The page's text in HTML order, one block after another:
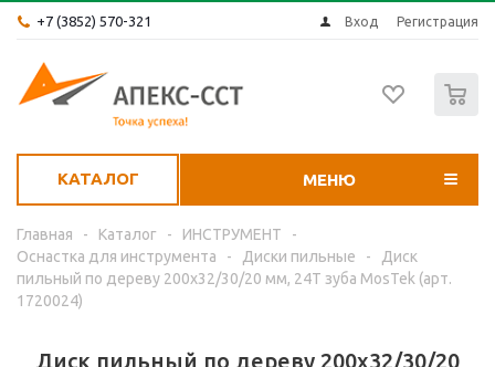
+7 (3852) 570-321 Вход Регистрация
КАТАЛОГ МЕНЮ
Главная - Каталог - ИНСТРУМЕНТ
-
Оснастка для инструмента
- Диски пильные -
Диск
пильный по дереву 200x32/30/20 мм, 24Т зуба MosTek (арт.
1720024)
Диск пильный по дереву 200x32/30/20